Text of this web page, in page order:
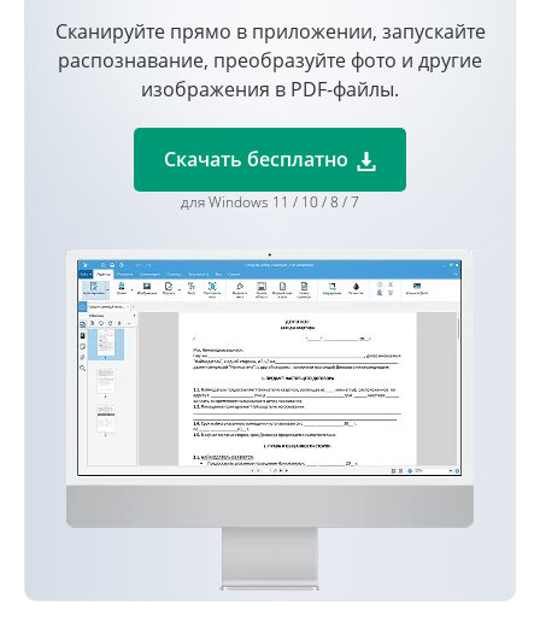
Сканируйте прямо в приложении, запускайте
распознавание, преобразуйте фото и другие
изображения в PDF-файлы.
Скачать бесплатно
для Windows 11 / 10 / 8 / 7